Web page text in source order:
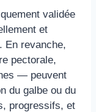
validée
et
En revanche,
pectorale,
— peuvent
du galbe ou du
progressifs, et